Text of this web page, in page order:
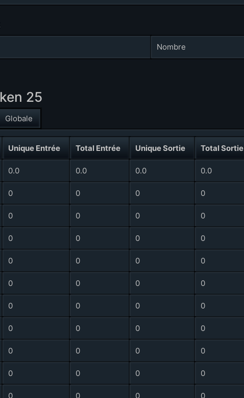
Nombre
25
Globale
Unique Entrée Total Entrée Unique Sortie Total Sortie
0.0 0.0 0.0 0.0
0 0 0 0
0 0 0 0
0 0 0 0
0 0 0 0
0 0 0 0
0 0 0 0
0 0 0 0
0 0 0 0
0 0 0 0
0 0 0 0